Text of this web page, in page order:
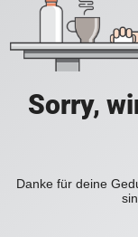
Sorry,
Danke für deine